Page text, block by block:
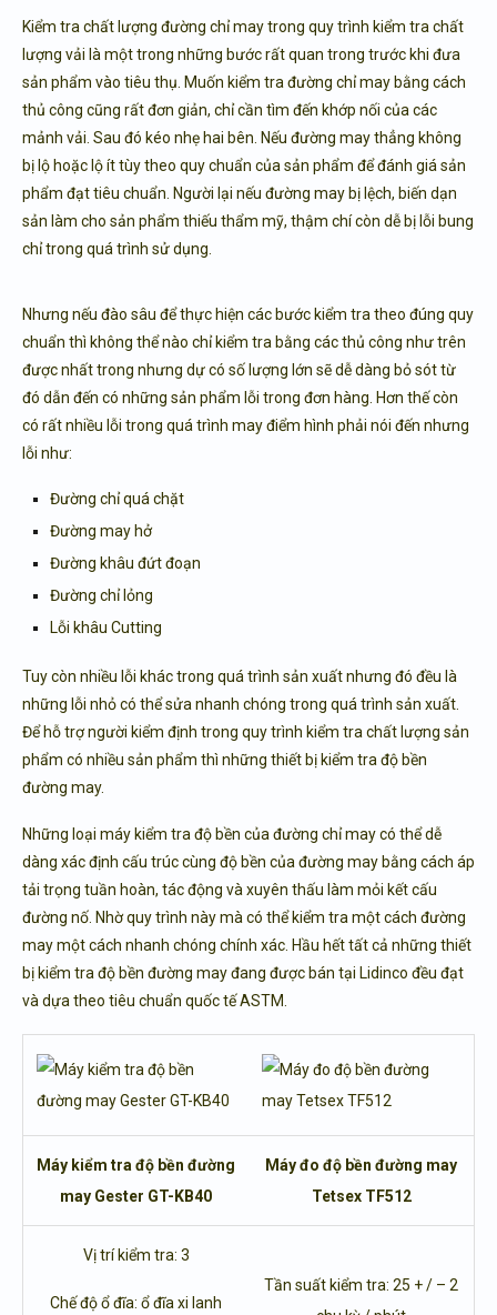
Kiểm tra chất lượng đường chỉ may trong quy trình kiểm tra chất
lượng vải là một trong những bước rất quan trong trước khi đưa
sản phẩm vào tiêu thụ. Muốn kiểm tra đường chỉ may bằng cách
thủ công cũng rất đơn giản, chỉ cần tìm đến khớp nối của các
mảnh vải. Sau đó kéo nhẹ hai bên. Nếu đường may thẳng không
bị lộ hoặc lộ ít tùy theo quy chuẩn của sản phẩm để đánh giá sản
phẩm đạt tiêu chuẩn. Người lại nếu đường may bị lệch, biến dạn
sản làm cho sản phẩm thiếu thẩm mỹ, thậm chí còn dễ bị lỗi bung
chỉ trong quá trình sử dụng.
Nhưng nếu đào sâu để thực hiện các bước kiểm tra theo đúng quy
chuẩn thì không thể nào chỉ kiểm tra bằng các thủ công như trên
được nhất trong nhưng dự có số lượng lớn sẽ dễ dàng bỏ sót từ
đó dẫn đến có những sản phẩm lỗi trong đơn hàng. Hơn thế còn
có rất nhiều lỗi trong quá trình may điểm hình phải nói đến nhưng
lỗi như:
Đường chỉ quá chặt
Đường may hở
Đường khâu đứt đoạn
Đường chỉ lỏng
Lỗi khâu Cutting
Tuy còn nhiều lỗi khác trong quá trình sản xuất nhưng đó đều là
những lỗi nhỏ có thể sửa nhanh chóng trong quá trình sản xuất.
Để hỗ trợ người kiểm định trong quy trình kiểm tra chất lượng sản
phẩm có nhiều sản phẩm thì những thiết bị kiểm tra độ bền
đường may.
Những loại máy kiểm tra độ bền của đường chỉ may có thể dễ
dàng xác định cấu trúc cùng độ bền của đường may bằng cách áp
tải trọng tuần hoàn, tác động và xuyên thấu làm mỏi kết cấu
đường nố. Nhờ quy trình này mà có thể kiểm tra một cách đường
may một cách nhanh chóng chính xác. Hầu hết tất cả những thiết
bị kiểm tra độ bền đường may đang được bán tại Lidinco đều đạt
và dựa theo tiêu chuẩn quốc tế ASTM.
Máy kiểm tra độ bền đường
may Gester GT-KB40
Máy đo độ bền đường may
Tetsex TF512
Vị trí kiểm tra: 3
Chế độ ổ đĩa: ổ đĩa xi lanh
Tần suất kiểm tra: 25 + / – 2